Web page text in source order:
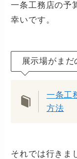
一条工務店の予
幸いです。
展示場がまだ
一条工
方法
それでは行きま